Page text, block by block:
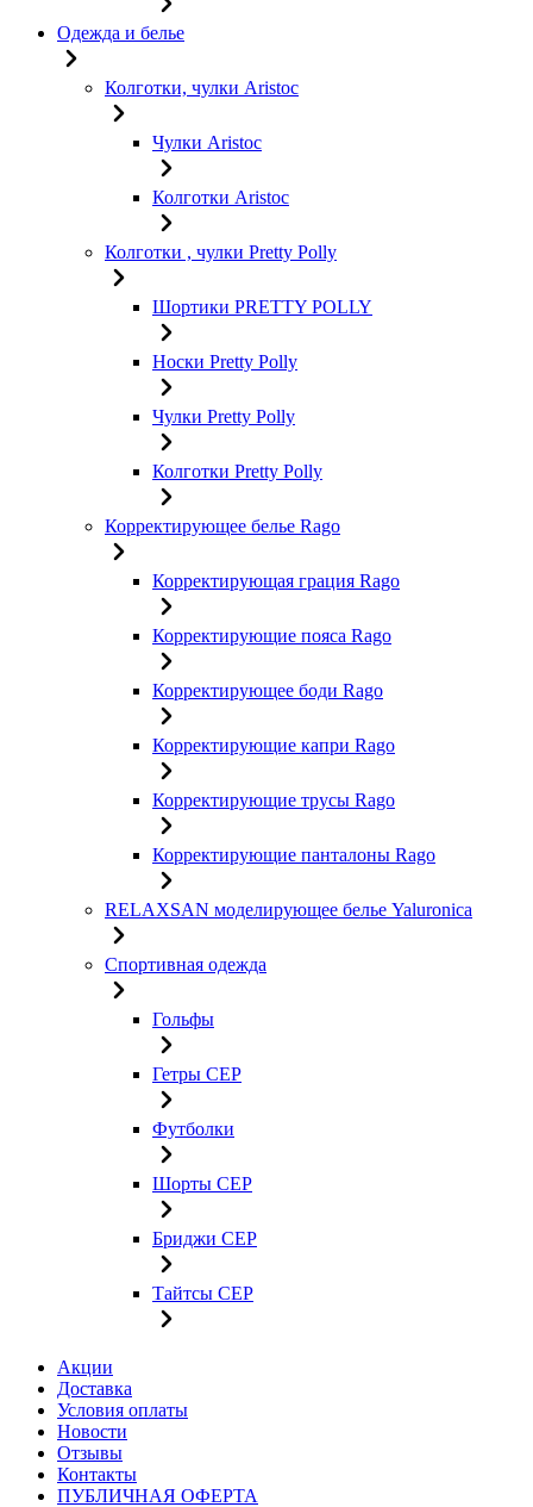
Одежда и белье
Колготки, чулки Aristoc
Чулки Aristoc
Колготки Aristoc
Колготки , чулки Pretty Polly
Шортики PRETTY POLLY
Носки Pretty Polly
Чулки Pretty Polly
Колготки Pretty Polly
Корректирующее белье Rago
Корректирующая грация Rago
Корректирующие пояса Rago
Корректирующее боди Rago
Корректирующие капри Rago
Корректирующие трусы Rago
Корректирующие панталоны Rago
RELAXSAN моделирующее белье Yaluroniсa
Спортивная одежда
Гольфы
Гетры CEP
Футболки
Шорты CEP
Бриджи CEP
Тайтсы CEP
Акции
Доставка
Условия оплаты
Новости
Отзывы
Контакты
ПУБЛИЧНАЯ ОФЕРТА